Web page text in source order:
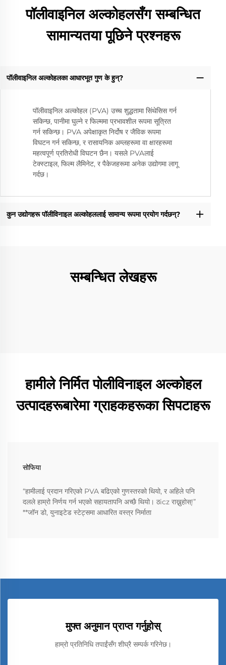
पॉलीवाइनिल अल्कोहलसँग सम्बन्धित
सामान्यतया पूछिने प्रश्नहरू
पॉलीवाइनिल अल्कोहलका आधारभूत गुण के हुन्?
पॉलीवाइनिल अल्कोहल (PVA) उच्च शुद्धतामा सिंथेसिस गर्न
सकिन्छ, पानीमा घुल्ने र फिल्ममा प्रभावशील रूपमा सूत्रित
गर्न सकिन्छ। PVA अपेक्षाकृत निर्दोष र जैविक रूपमा
विघटन गर्न सकिन्छ, र रासायनिक अम्लहरूमा वा क्षारहरूमा
महत्वपूर्ण प्रतिरोधी विघटन छैन। यसले PVAलाई
टेक्स्टाइल, फिल्म लैमिनेट, र पैकेजहरूमा अनेक उद्योगमा लागू
गर्दछ।
कुन उद्योगहरू पॉलीविनाइल अल्कोहललाई सामान्य रूपमा प्रयोग गर्दछन्?
सम्बन्धित लेखहरू
हामीले निर्मित पोलीविनाइल अल्कोहल
उत्पादहरूबारेमा ग्राहकहरूका सिपटाहरू
सोफिया
“हामीलाई प्रदान गरिएको PVA बढिएको गुणस्तरको थियो, र अहिले पनि
दलले हाम्रो निर्णय गर्न भएको सहायतापनि अच्छै थियो। ठicz राख्नुहोस्!”
**जॉन डो, युनाइटेड स्टेट्समा आधारित वस्त्र निर्माता
मुफ्त अनुमान प्राप्त गर्नुहोस्
हाम्रो प्रतिनिधि तपाईंसँग शीघ्रै सम्पर्क गरिनेछ।